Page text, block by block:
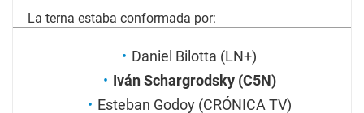
La terna estaba conformada por:
Daniel Bilotta (LN+)
Iván Schargrodsky (C5N)
Esteban Godoy (CRÓNICA TV)